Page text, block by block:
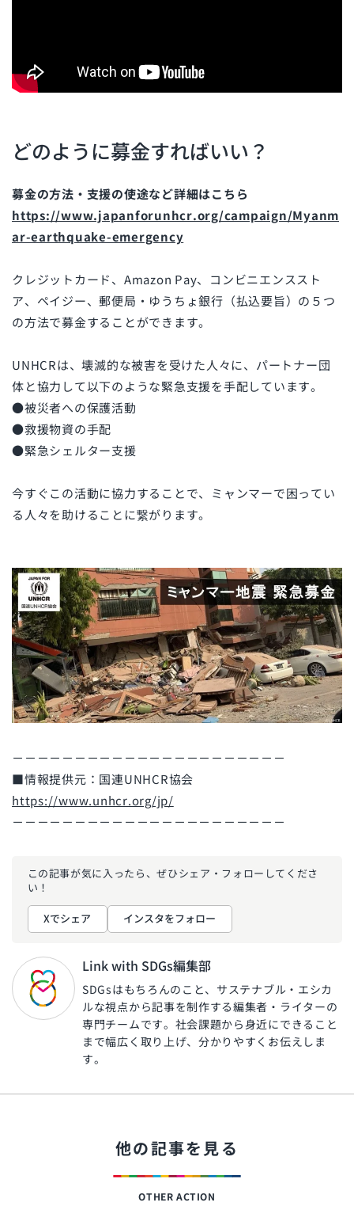
どのように募金すればいい？
募金の方法・支援の使途など詳細はこちら
https://www.japanforunhcr.org/campaign/Myanm
ar-earthquake-emergency
クレジットカード、Amazon Pay、コンビニエンススト
ア、ペイジー、郵便局・ゆうちょ銀行（払込要旨）の５つ
の方法で募金することができます。
UNHCRは、壊滅的な被害を受けた人々に、パートナー団
体と協力して以下のような緊急支援を手配しています。
●被災者への保護活動
●救援物資の手配
●緊急シェルター支援
今すぐこの活動に協力することで、ミャンマーで困ってい
る人々を助けることに繋がります。
－－－－－－－－－－－－－－－－－－－－－－
■情報提供元：国連UNHCR協会
https://www.unhcr.org/jp/
－－－－－－－－－－－－－－－－－－－－－－
この記事が気に入ったら、ぜひシェア・フォローしてくださ
い！
Xでシェア インスタをフォロー
Link with SDGs編集部
SDGsはもちろんのこと、サステナブル・エシカ
ルな視点から記事を制作する編集者・ライターの
専門チームです。社会課題から身近にできること
まで幅広く取り上げ、分かりやすくお伝えしま
す。
他の記事を見る
OTHER ACTION